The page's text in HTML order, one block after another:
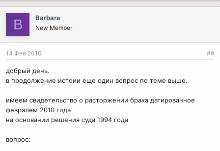
B Barbara
New Member
14 Фев 2010 #9
добрый день.
в продолжение истоии еще один вопрос по теме выше.
имеем свидетельство о расторжении брака датированное
февралем 2010 года
на основании решения суда 1994 года
вопрос: